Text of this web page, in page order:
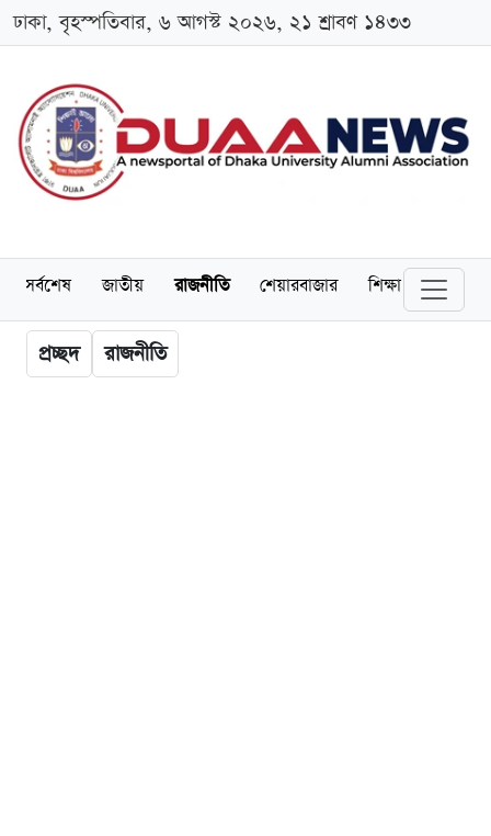
ঢাকা, বৃহস্পতিবার, ৬ আগস্ট ২০২৬, ২১ শ্রাবণ ১৪৩৩
সর্বশেষ জাতীয় রাজনীতি শেয়ারবাজার শিক্ষা
প্রচ্ছদ রাজনীতি